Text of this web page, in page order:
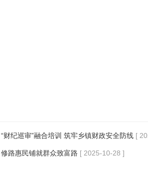
财纪巡审”融合培训 筑牢乡镇财政安全防线 [
路惠民铺就群众致富路 [ 2025-10-28 ]